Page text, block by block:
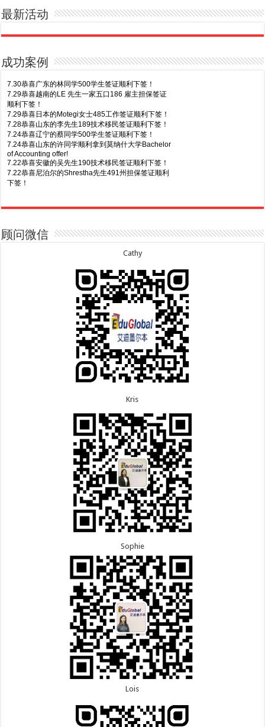
最新活动
成功案例
Business offer！
8.6恭喜江苏的谢先生600旅游签证顺利下签，三年多
8.5恭喜江苏的杨女士190技术移民签证顺利下签！
8.3恭喜黑龙江的刘女士864父母签证顺利下签！
8.3恭喜天津的陈同学和妈妈590+500学生签证顺利
7.30恭喜广东的林同学500学生签证顺利下签！
7.29恭喜越南的LE 先生一家五口186 雇主担保签证
顺利下签！
7.29恭喜日本的Motegi女士485工作签证顺利下签！
7.28恭喜山东的李先生189技术移民签证顺利下签！
7.24恭喜辽宁的蔡同学500学生签证顺利下签！
7.24恭喜山东的许同学顺利拿到莫纳什大学Bachelor
of Accounting offer!
7.22恭喜安徽的吴先生190技术移民签证顺利下签！
7.22恭喜尼泊尔的Shrestha先生491州担保签证顺利
下签！
签！
7.15恭喜江苏的曹同学500学生签证顺利下签！
7.13恭喜广东的邓同学500学生签证顺利下签！
7.9恭喜广东的喻同学500学生签证顺利下签！
7.8恭喜黑龙江的刘女士600旅游签证顺利下签，三年
7.7恭喜北京的王先生和孩子600旅游签证顺利下签，
顾问微信
Cathy
Kris
Sophie
Lois